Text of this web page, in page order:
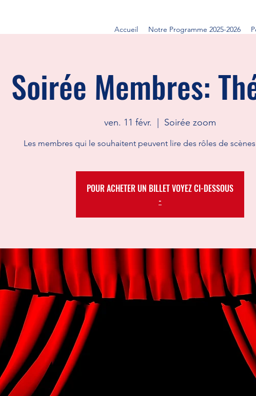
Accueil Notre Programme 2025-2026
Soirée Membres:
ven. 11 févr. Soirée zoom
Les membres qui le souhaitent peuvent lire des rôles de
POUR ACHETER UN BILLET VOYEZ CI-DESSOUS
-